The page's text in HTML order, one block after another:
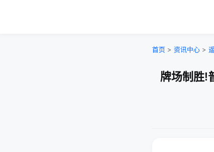
首页 > 资讯中心 >
牌场制胜!